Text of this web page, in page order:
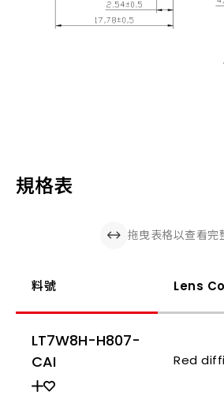
規格表
料號 Lens
LT7W8H-H807-
CAI
Red
拖曳表格以查看完